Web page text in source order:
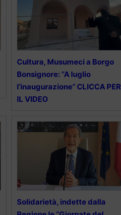
Cultura, Musumeci a Borgo
Bonsignore: “A luglio
l’inaugurazione” CLICCA PER
IL VIDEO
Solidarietà, indette dalla